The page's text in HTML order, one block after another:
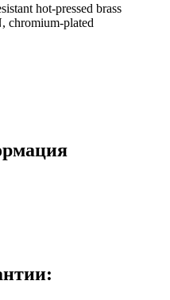
hot-pressed brass
chromium-plated